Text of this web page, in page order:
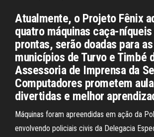
Atualmente, o Projeto Fênix
quatro máquinas caça-
prontas, serão doadas para
municípios de Turvo e Timbé
Assessoria de Imprensa da
Computadores prometem
divertidas e melhor
Máquinas foram apreendidas em ação da
envolvendo policiais civis da Delegacia